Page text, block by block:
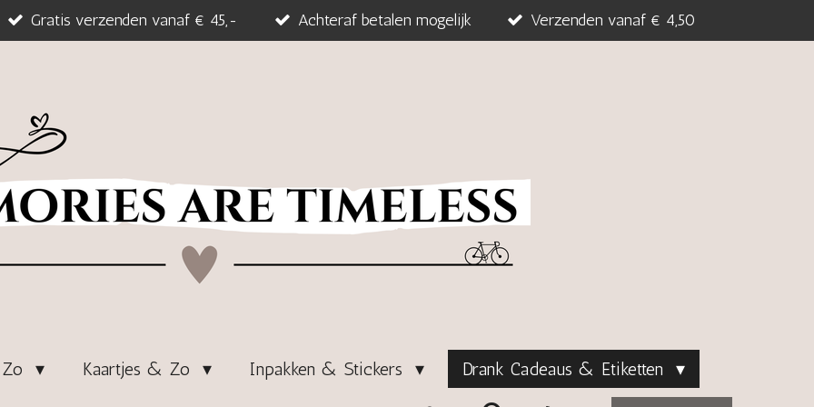
Gratis verzenden vanaf € 45,- Achteraf betalen mogelijk Verzenden vanaf € 4,50
Kaartjes & Zo Inpakken & Stickers Drank Cadeaus & Etiketten